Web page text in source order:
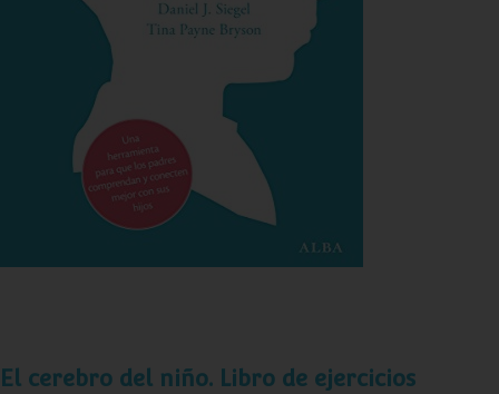
El cerebro del niño. Libro de ejercicios